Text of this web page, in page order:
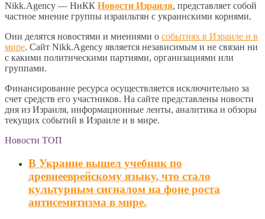
Nikk.Agency — НиКК Новости Израиля, представляет собой
частное мнение группы израильтян с украинскими корнями.
Они делятся новостями и мнениями о событиях в Израиле и в
мире. Сайт Nikk.Agency является независимым и не связан ни
с какими политическими партиями, организациями или
группами.
Финансирование ресурса осуществляется исключительно за
счет средств его участников. На сайте представлены новости
дня из Израиля, информационные ленты, аналитика и обзоры
текущих событий в Израиле и в мире.
Новости ТОП
В Украине вышел учебник по
древнееврейскому языку, что стало
культурным сигналом на фоне роста
антисемитизма в мире.